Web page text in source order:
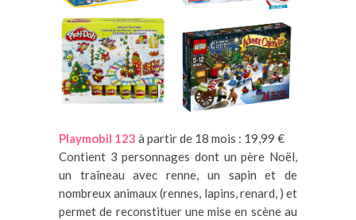
Playmobil 123 à partir de 18 mois : 19,99 €
Contient 3 personnages dont un père Noël,
un traîneau avec renne, un sapin et de
nombreux animaux (rennes, lapins, renard, ) et
permet de reconstituer une mise en scène au